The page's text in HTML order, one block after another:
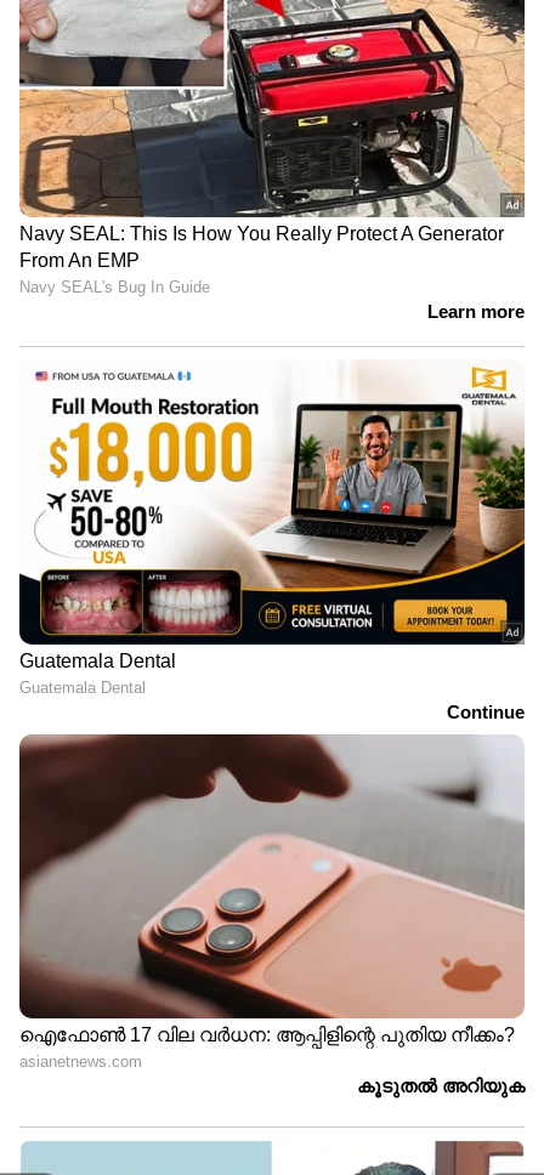
വണ്ടൂരിൽ വെള്ളിയാഭരണ
കടയിൽ മോഷണം
താഴയെത്തിച്ച്
ഫയർഫോഴ്സ്, വിവാഹവാ​
ഗ്ദാനം നിഷേധിച്ചത്
കാരണം
LATEST VIDEOS
പിഎസ്‌സി ഉദ്യോഗാർഥികളുടെ
സമരം; ശക്തമായ ഇടപെടലിന്
ബിജെപി
ഓട്ടോയിൽ നിന്ന് കാറിലേക്ക് മാറി
രക്ഷപ്പെടാൻ നീക്കം;
രഹസ്യവിവരത്തിൽ അർജുൻ
ആയങ്കിയെ പൂട്ടി